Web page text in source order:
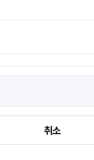
취소
이